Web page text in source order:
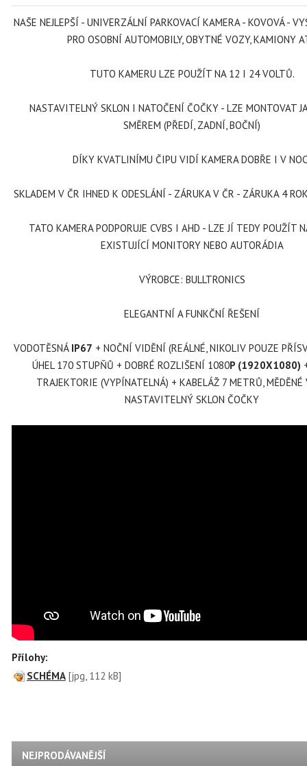
NAŠE NEJLEPŠÍ - UNIVERZÁLNÍ PARKOVACÍ KAMERA - KOVOVÁ -
PRO OSOBNÍ AUTOMOBILY, OBYTNÉ VOZY, KAMIONY
TUTO KAMERU LZE POUŽÍT NA 12 I 24 VOLTŮ.
NASTAVITELNÝ SKLON I NATOČENÍ ČOČKY - LZE MONTOVAT
SMĚREM (PŘEDÍ, ZADNÍ, BOČNÍ)
DÍKY KVATLINÍMU ČIPU VIDÍ KAMERA DOBŘE I V
SKLADEM V ČR IHNED K ODESLÁNÍ - ZÁRUKA V ČR - ZÁRUKA 4
TATO KAMERA PODPORUJE CVBS I AHD - LZE JÍ TEDY POUŽÍT
EXISTUJÍCÍ MONITORY NEBO AUTORÁDIA
VÝROBCE: BULLTRONICS
ELEGANTNÍ A FUNKČNÍ ŘEŠENÍ
VODOTĚSNÁ IP67 + NOČNÍ VIDĚNÍ (REÁLNÉ, NIKOLIV POUZE
ÚHEL 170 STUPŇŮ + DOBRÉ ROZLIŠENÍ 1080P (1920X1080)
TRAJEKTORIE (VYPÍNATELNÁ) + KABELÁŽ 7 METRŮ, MĚDĚNÉ
NASTAVITELNÝ SKLON ČOČKY
Přílohy:
SCHÉMA[jpg, 112 kB]
NEJPRODÁVANĚJŠÍ